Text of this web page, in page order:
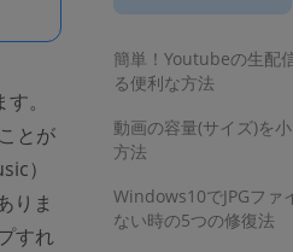
。
(opens new window)
ことが
）
りま
すれ
簡単！Youtubeの生配
る便利な方法
動画の容量(サイズ)を
方法
Windows10でJPGファ
ない時の5つの修復法